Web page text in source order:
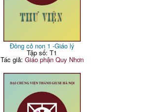
Đồng cỏ non 1 -Giáo lý
Tập số: T1
Tác giả: Giáo phận Quy Nhơn